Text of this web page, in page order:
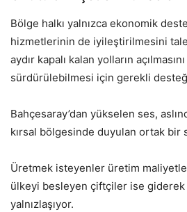
Bölge halkı yalnızca ekonomik
hizmetlerinin de iyileştirilmesini
aydır kapalı kalan yolların
sürdürülebilmesi için gerekli
Bahçesaray’dan yükselen ses,
kırsal bölgesinde duyulan ortak bir
Üretmek isteyenler üretim
ülkeyi besleyen çiftçiler ise giderek
yalnızlaşıyor.